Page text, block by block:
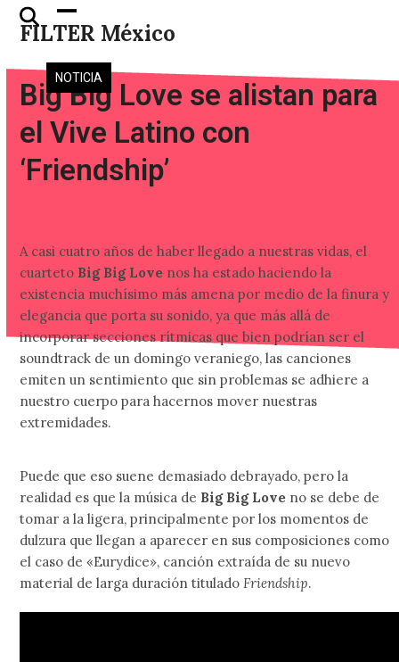
Skip
FILTER México
Open
mobile
menu
Close
mobile
menu
NOTICIA
Big Big Love se alistan para
el Vive Latino con
‘Friendship’
A casi cuatro años de haber llegado a nuestras vidas, el
cuarteto Big Big Love nos ha estado haciendo la
existencia muchísimo más amena por medio de la finura y
elegancia que porta su sonido, ya que más allá de
incorporar secciones rítmicas que bien podrían ser el
soundtrack de un domingo veraniego, las canciones
emiten un sentimiento que sin problemas se adhiere a
nuestro cuerpo para hacernos mover nuestras
extremidades.
Puede que eso suene demasiado debrayado, pero la
realidad es que la música de Big Big Love no se debe de
tomar a la ligera, principalmente por los momentos de
dulzura que llegan a aparecer en sus composiciones como
el caso de «Eurydice», canción extraída de su nuevo
material de larga duración tituladoFriendship.